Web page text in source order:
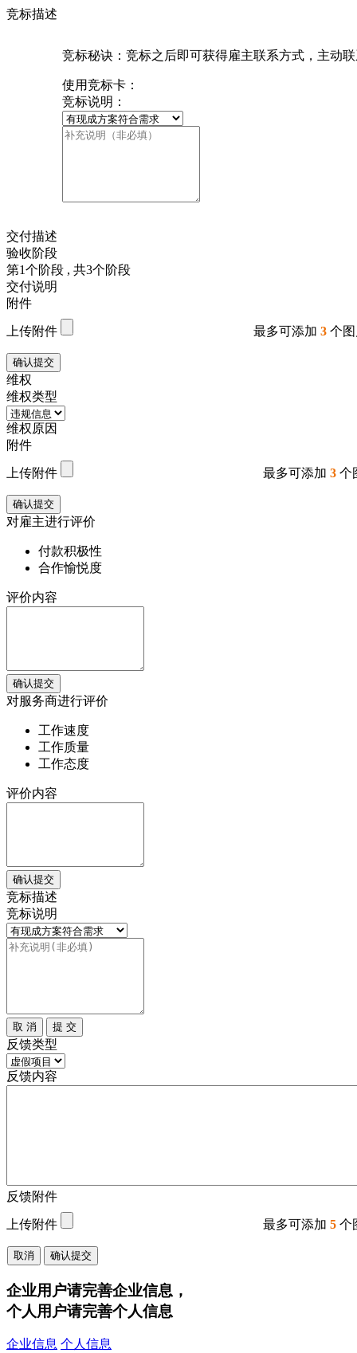
竞标描述
竞标秘诀：竞标之后即可获得雇主联系方式，主动
使用竞标卡：
竞标说明：
交付描述
验收阶段
第1个阶段 , 共3个阶段
交付说明
附件
上传附件 最多可添加 3 个
确认提交
维权
维权类型
维权原因
附件
上传附件 最多可添加 3 个
确认提交
对雇主进行评价
付款积极性
合作愉悦度
评价内容
确认提交
对服务商进行评价
工作速度
工作质量
工作态度
评价内容
确认提交
竞标描述
竞标说明
取 消 提 交
反馈类型
反馈内容
反馈附件
上传附件 最多可添加 5 个
取消 确认提交
企业用户请完善企业信息，
个人用户请完善个人信息
企业信息 个人信息